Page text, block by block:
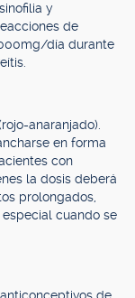
y
de
día durante
anaranjado).
en forma
con
la dosis deberá
prolongados,
cuando se